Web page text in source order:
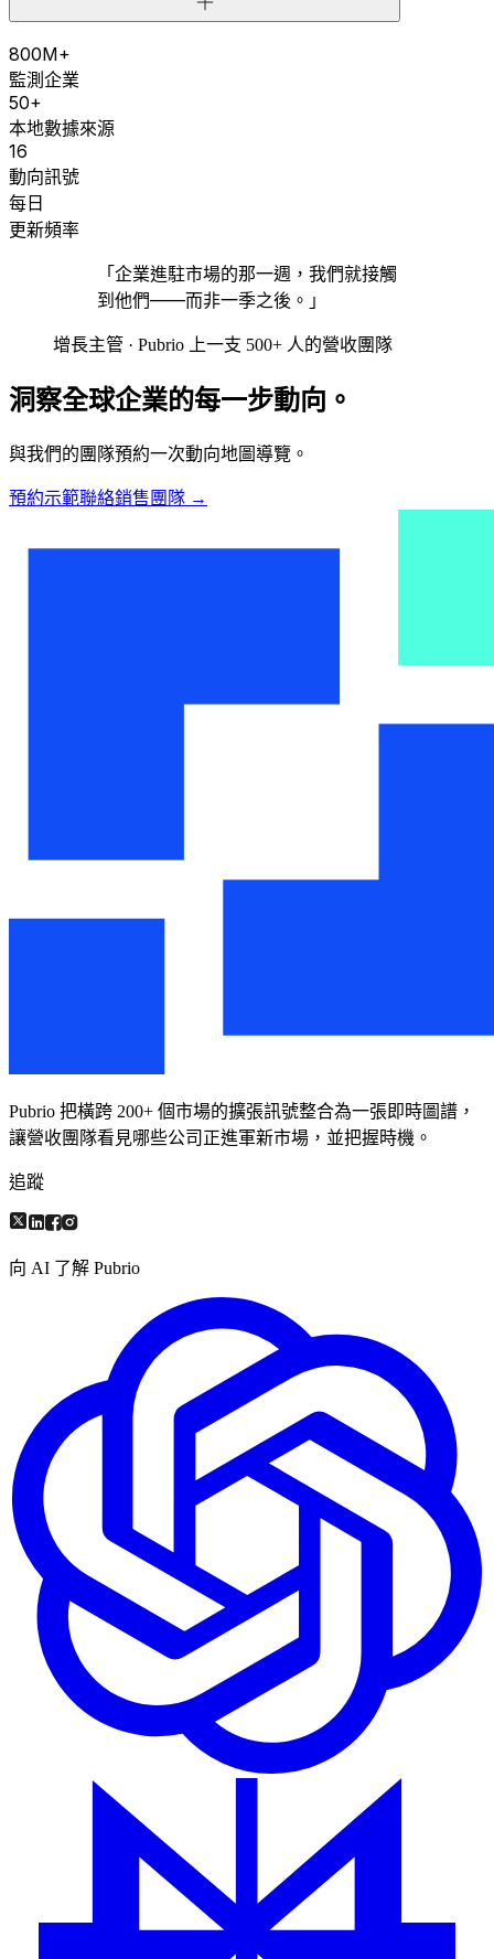
800M+
監測企業
50+
本地數據來源
16
動向訊號
每日
更新頻率
「企業進駐市場的那一週，我們就接觸
到他們——而非一季之後。」
增長主管 · Pubrio 上一支 500+ 人的營收團隊
洞察全球企業的每一步動向。
與我們的團隊預約一次動向地圖導覽。
預約示範聯絡銷售團隊 →
Pubrio 把橫跨 200+ 個市場的擴張訊號整合為一張即時圖譜，
讓營收團隊看見哪些公司正進軍新市場，並把握時機。
追蹤
向 AI 了解 Pubrio